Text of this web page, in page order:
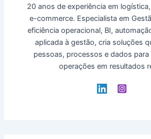
20 anos de experiência em
e-commerce. Especialista em
eficiência operacional, BI,
aplicada à gestão, cria soluções
pessoas, processos e dados
operações em resultados